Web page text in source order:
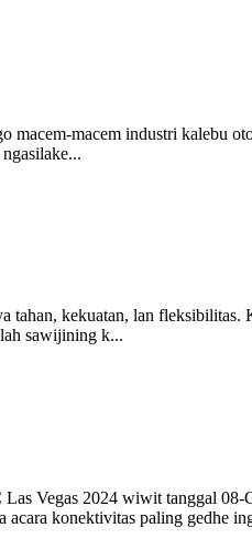
macem industri kalebu
tahan, kekuatan, lan
sawijining k...
Vegas 2024 wiwit tanggal
konektivitas paling gedhe